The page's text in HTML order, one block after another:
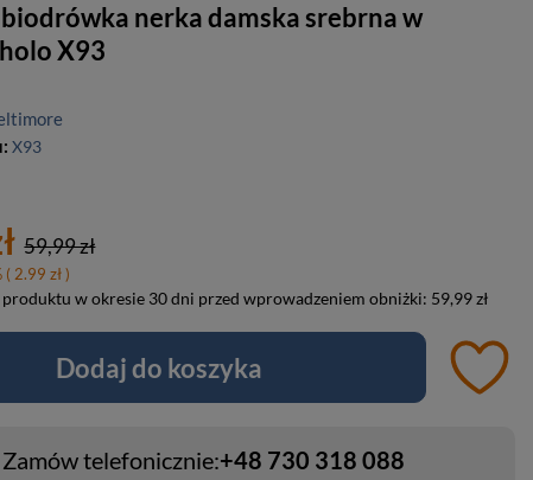
nerka damska srebrna w
X93
X93
59,99 zł
( 2.99 zł )
produktu w okresie 30 dni przed wprowadzeniem obniżki: 59,99 zł
Dodaj do koszyka
Zamów telefonicznie:+48 730 318 088